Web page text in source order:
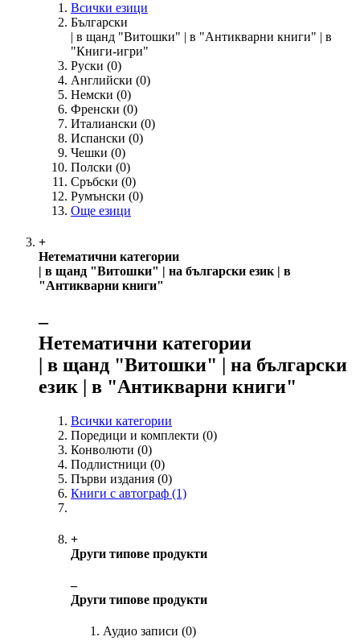
Всички езици
Български
| в щанд "Витошки" | в "Антикварни книги" | в
"Книги-игри"
Руски (0)
Английски (0)
Немски (0)
Френски (0)
Италиански (0)
Испански (0)
Чешки (0)
Полски (0)
Сръбски (0)
Румънски (0)
Още езици
+
Нетематични категории
| в щанд "Витошки" | на български език | в
"Антикварни книги"
‒
Нетематични категории
| в щанд "Витошки" | на български
език | в "Антикварни книги"
Всички категории
Поредици и комплекти (0)
Конволюти (0)
Подлистници (0)
Първи издания (0)
Книги с автограф (1)
+
Други типове продукти
‒
Други типове продукти
Аудио записи (0)